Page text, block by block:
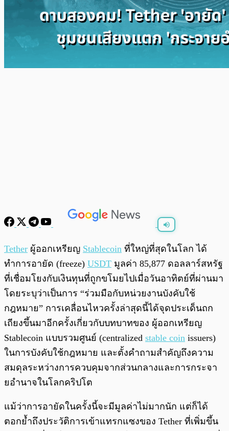
พร้อมเล่น 0:00 0:00
Tether ผู้ออกเหรียญ Stablecoin ที่ใหญ่ที่สุดในโลก ได้
ทำการอายัด (freeze) USDT มูลค่า 85,877 ดอลลาร์สหรัฐ
ที่เชื่อมโยงกับเงินทุนที่ถูกขโมยไปเมื่อวันอาทิตย์ที่ผ่านมา
โดยระบุว่าเป็นการ “ร่วมมือกับหน่วยงานบังคับใช้
กฎหมาย” การเคลื่อนไหวครั้งล่าสุดนี้ได้จุดประเด็นถก
เถียงขึ้นมาอีกครั้งเกี่ยวกับบทบาทของ ผู้ออกเหรียญ
Stablecoin แบบรวมศูนย์ (centralized stable coin issuers)
ในการบังคับใช้กฎหมาย และตั้งคำถามสำคัญถึงความ
สมดุลระหว่างการควบคุมจากส่วนกลางและการกระจา
ยอำนาจในโลกคริปโต
แม้ว่าการอายัดในครั้งนี้จะมีมูลค่าไม่มากนัก แต่ก็ได้
ตอกย้ำถึงประวัติการเข้าแทรกแซงของ Tether ที่เพิ่มขึ้น